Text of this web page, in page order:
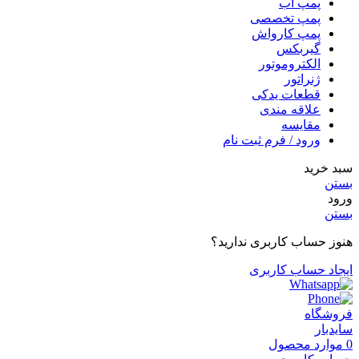
پمپ آب
پمپ تخصصی
پمپ کارواش
گیربکس
الکتروموتور
ژنراتور
قطعات یدکی
علاقه مندی
مقایسه
ورود / فرم ثبت نام
سبد خرید
بستن
ورود
بستن
هنوز حساب کاربری ندارید؟
ایجاد حساب کاربری
فروشگاه
سایدبار
0 موارد محصول